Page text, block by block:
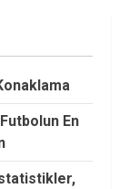
En